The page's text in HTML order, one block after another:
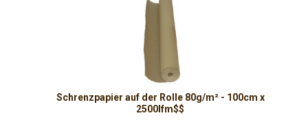
Schrenzpapier auf der Rolle 80g/m² - 100cm x
2500lfm$$